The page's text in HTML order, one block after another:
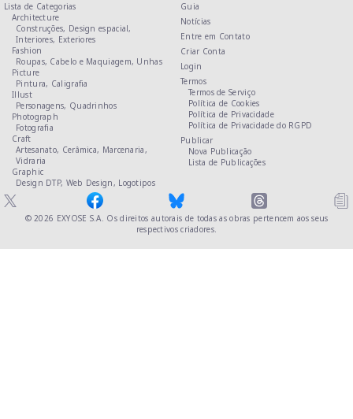
Lista de Categorias
Architecture
Construções, Design espacial,
Interiores, Exteriores
Fashion
Roupas, Cabelo e Maquiagem, Unhas
Picture
Pintura, Caligrafia
Illust
Personagens, Quadrinhos
Photograph
Fotografia
Craft
Artesanato, Cerâmica, Marcenaria,
Vidraria
Graphic
Design DTP, Web Design, Logotipos
Guia
Notícias
Entre em Contato
Criar Conta
Login
Termos
Termos de Serviço
Política de Cookies
Política de Privacidade
Política de Privacidade do RGPD
Publicar
Nova Publicação
Lista de Publicações
© 2026 EXYOSE S.A. Os direitos autorais de todas as obras pertencem aos seus
respectivos criadores.